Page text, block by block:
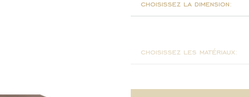
choisissez la dimension:
choisissez les matériaux: